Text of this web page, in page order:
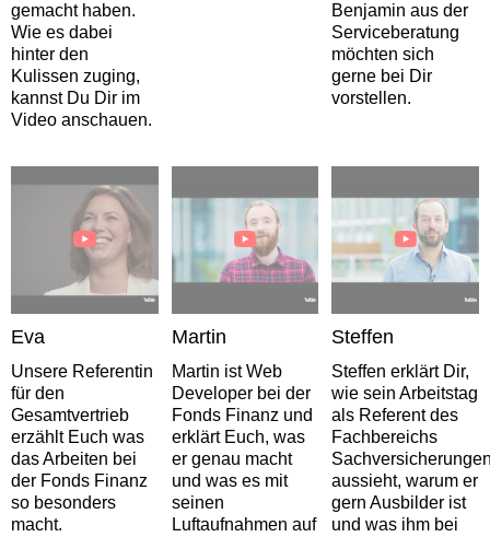
gemacht haben.
Wie es dabei
hinter den
Kulissen zuging,
kannst Du Dir im
Video anschauen.
Benjamin aus der
Serviceberatung
möchten sich
gerne bei Dir
vorstellen.
Eva
Unsere Referentin
für den
Gesamtvertrieb
erzählt Euch was
das Arbeiten bei
der Fonds Finanz
so besonders
macht.
Martin
Martin ist Web
Developer bei der
Fonds Finanz und
erklärt Euch, was
er genau macht
und was es mit
seinen
Luftaufnahmen auf
Steffen
Steffen erklärt Dir,
wie sein Arbeitstag
als Referent des
Fachbereichs
aussieht, warum er
gern Ausbilder ist
und was ihm bei